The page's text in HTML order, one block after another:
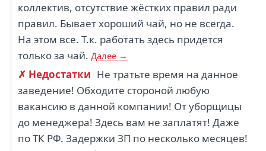
коллектив, отсутствие жёстких правил ради
правил. Бывает хороший чай, но не всегда.
На этом все. Т.к. работать здесь придется
только за чай. Далее →
✗ Недостатки Не тратьте время на данное
заведение! Обходите стороной любую
вакансию в данной компании! От уборщицы
до менеджера! Здесь вам не заплатят! Даже
по ТК РФ. Задержки ЗП по несколько месяцев!